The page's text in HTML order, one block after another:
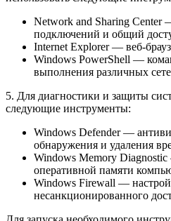
Network and Sharing Center
подключений и общий
Internet Explorer — веб-
Windows PowerShell —
выполнения различных
5. Для диагностики и защиты
следующие инструменты:
Windows Defender —
обнаружения и удаления
Windows Memory
оперативной памяти
Windows Firewall —
несанкционированного